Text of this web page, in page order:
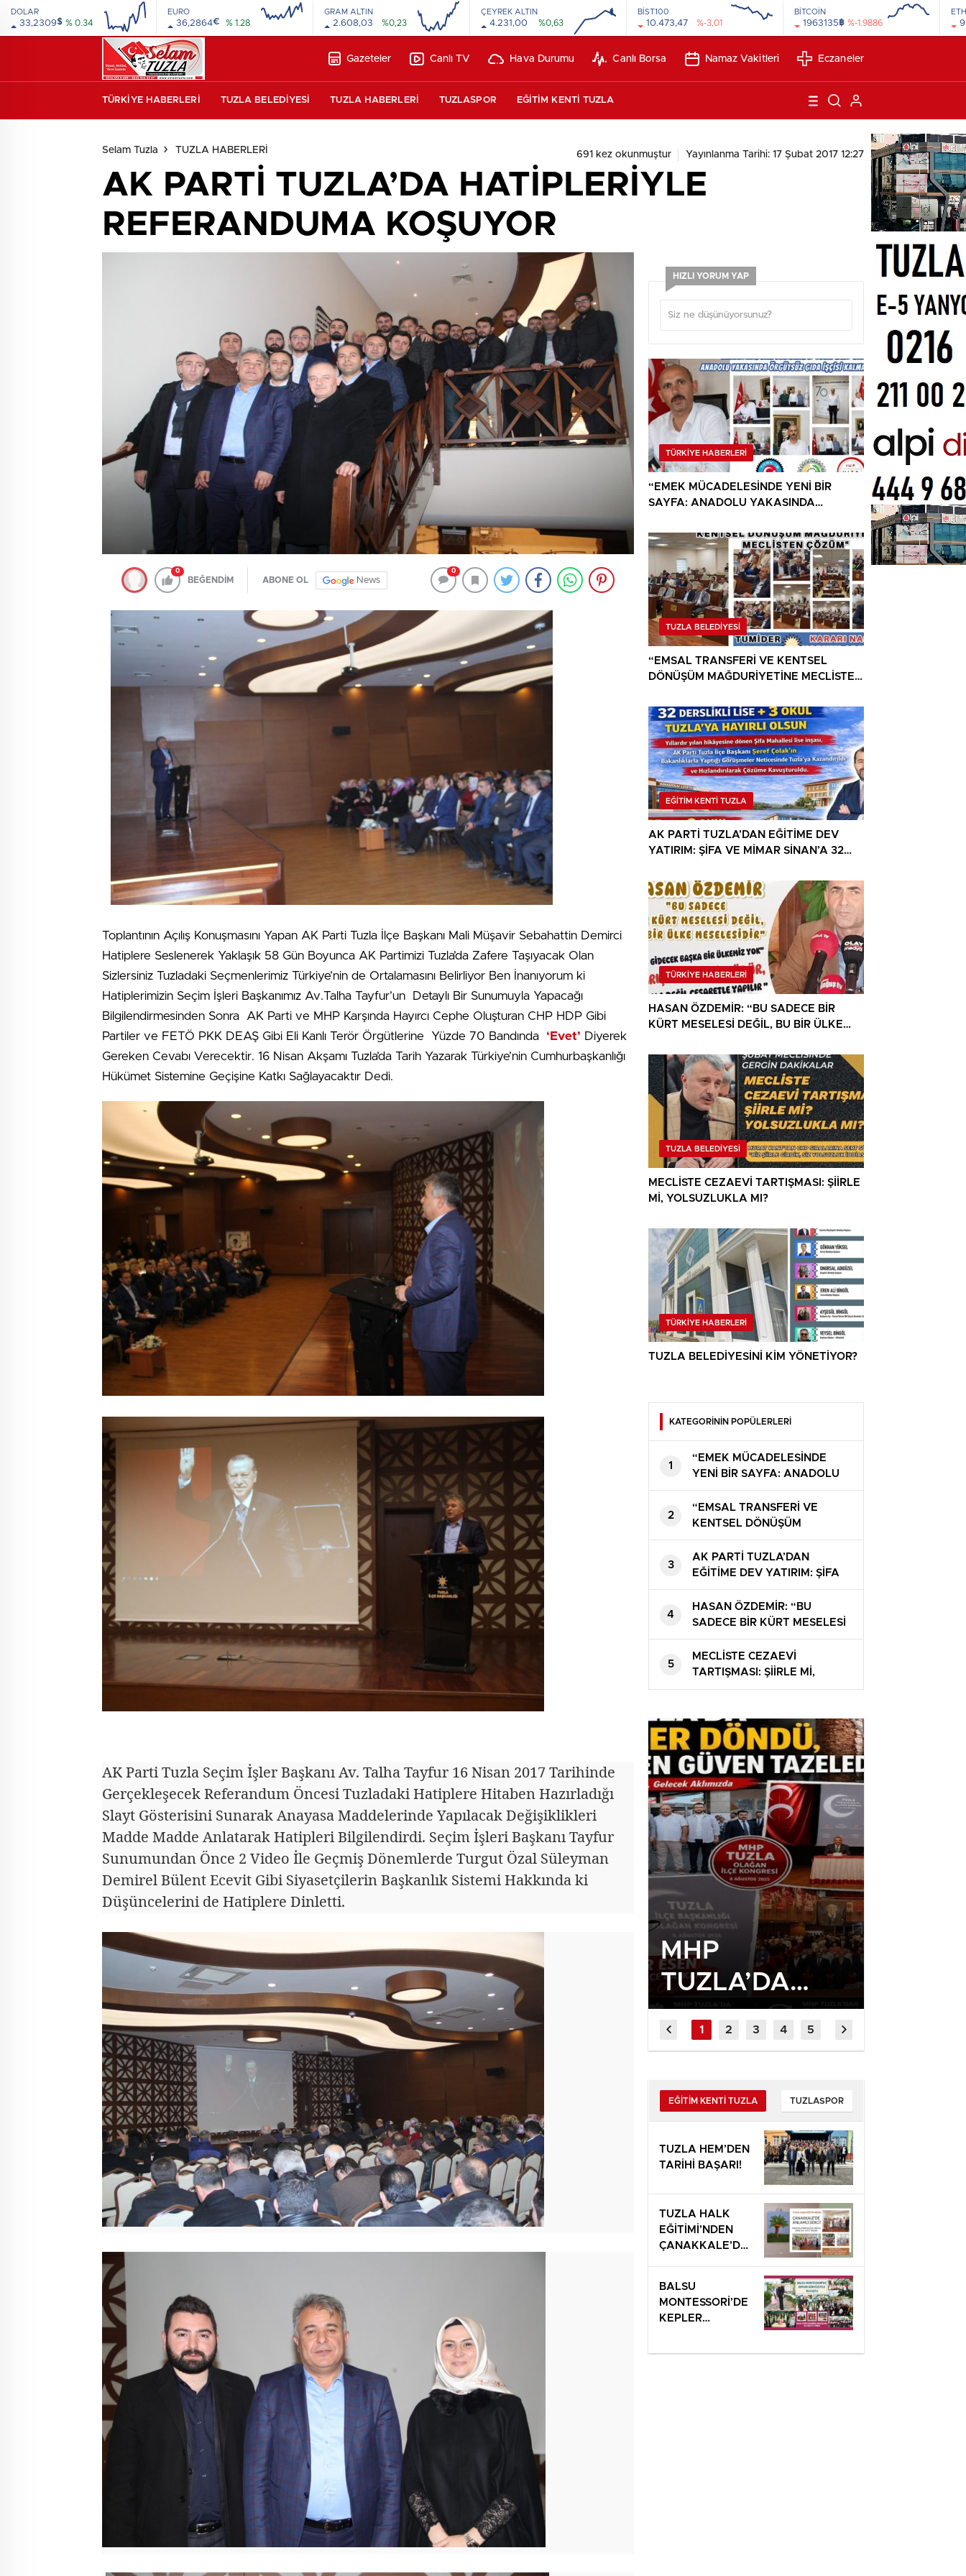
DOLAR
33,2309$ % 0.34
16:00 20:00
EURO
36,2864€ % 1.28
GRAM ALTIN
2.608,03 %0,23
ÇEYREK ALTIN
4.231,00 %0,63
BİST100
10.473,47 %-3,01
BİTCOİN
1963135฿ %-1.9886
Gazeteler Canlı TV Hava Durumu Canlı Borsa Namaz Vakitleri Eczaneler
TÜRKİYE HABERLERİ TUZLA BELEDİYESİ TUZLA HABERLERİ TUZLASPOR EĞİTİM KENTİ TUZLA
Selam Tuzla TUZLA HABERLERİ 691 kez okunmuştur Yayınlanma Tarihi: 17 Şubat 2017 12:27
AK PARTİ TUZLA’DA HATİPLERİYLE
REFERANDUMA KOŞUYOR
0
BEĞENDİM ABONE OL News
0
Toplantının Açılış Konuşmasını Yapan AK Parti Tuzla İlçe Başkanı Mali Müşavir Sebahattin Demirci
Hatiplere Seslenerek Yaklaşık 58 Gün Boyunca AK Partimizi Tuzla’da Zafere Taşıyacak Olan
Sizlersiniz Tuzladaki Seçmenlerimiz Türkiye’nin de Ortalamasını Belirliyor Ben İnanıyorum ki
Hatiplerimizin Seçim İşleri Başkanımız Av.Talha Tayfur’un Detaylı Bir Sunumuyla Yapacağı
Bilgilendirmesinden Sonra AK Parti ve MHP Karşında Hayırcı Cephe Oluşturan CHP HDP Gibi
Partiler ve FETÖ PKK DEAŞ Gibi Eli Kanlı Terör Örgütlerine Yüzde 70 Bandında ‘Evet’ Diyerek
Gereken Cevabı Verecektir. 16 Nisan Akşamı Tuzla’da Tarih Yazarak Türkiye’nin Cumhurbaşkanlığı
Hükümet Sistemine Geçişine Katkı Sağlayacaktır Dedi.
AK Parti Tuzla Seçim İşler Başkanı Av. Talha Tayfur 16 Nisan 2017 Tarihinde
Gerçekleşecek Referandum Öncesi Tuzladaki Hatiplere Hitaben Hazırladığı
Slayt Gösterisini Sunarak Anayasa Maddelerinde Yapılacak Değişiklikleri
Madde Madde Anlatarak Hatipleri Bilgilendirdi. Seçim İşleri Başkanı Tayfur
Sunumundan Önce 2 Video İle Geçmiş Dönemlerde Turgut Özal Süleyman
Demirel Bülent Ecevit Gibi Siyasetçilerin Başkanlık Sistemi Hakkında ki
Düşüncelerini de Hatiplere Dinletti.
HIZLI YORUM YAP
TÜRKİYE HABERLERİ
“EMEK MÜCADELESİNDE YENİ BİR
SAYFA: ANADOLU YAKASINDA
TUZLA BELEDİYESİ
“EMSAL TRANSFERİ VE KENTSEL
DÖNÜŞÜM MAĞDURİYETİNE MECLİSTEN
EĞİTİM KENTİ TUZLA
AK PARTİ TUZLA’DAN EĞİTİME DEV
YATIRIM: ŞİFA VE MİMAR SİNAN’A 32
TÜRKİYE HABERLERİ
HASAN ÖZDEMİR: “BU SADECE BİR
KÜRT MESELESİ DEĞİL, BU BİR ÜLKE
TUZLA BELEDİYESİ
MECLİSTE CEZAEVİ TARTIŞMASI: ŞİİRLE
Mİ, YOLSUZLUKLA MI?
TÜRKİYE HABERLERİ
TUZLA BELEDİYESİNİ KİM YÖNETİYOR?
KATEGORİNİN POPÜLERLERİ
1
“EMEK MÜCADELESİNDE
YENİ BİR SAYFA: ANADOLU
YAKASINDA ÖRGÜTSÜZ GIDA
İŞÇİSİ KALMAYACAK”
2
“EMSAL TRANSFERİ VE
KENTSEL DÖNÜŞÜM
MAĞDURİYETİNE MECLİSTEN
ÇÖZÜM”
3
AK PARTİ TUZLA’DAN
EĞİTİME DEV YATIRIM: ŞİFA
VE MİMAR SİNAN’A 32
DERSLİKLİ LİSE
4
HASAN ÖZDEMİR: “BU
SADECE BİR KÜRT MESELESİ
DEĞİL, BU BİR ÜLKE
MESELESİDİR”
5
MECLİSTE CEZAEVİ
TARTIŞMASI: ŞİİRLE Mİ,
YOLSUZLUKLA MI?
MHP
TUZLA’DA
DÖNERLER
DÖNDÜ, ONUR
TAZELEDİ!
EĞİTİM KENTİ TUZLA TUZLASPOR
TUZLA HEM’DEN
TARİHİ BAŞARI!
TUZLA HALK
EĞİTİMİ’NDEN
ÇANAKKALE’DE
BALSU
MONTESSORİ’DE
KEPLER